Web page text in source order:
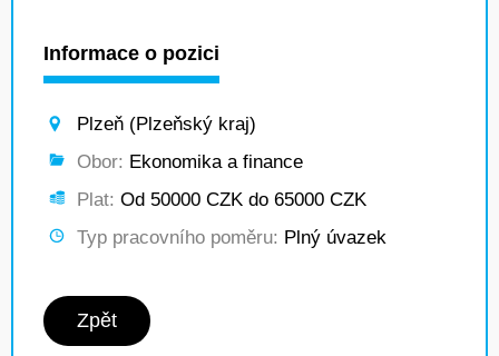
Informace o pozici
Plzeň (Plzeňský kraj)
Obor: Ekonomika a finance
Plat: Od 50000 CZK do 65000 CZK
Typ pracovního poměru: Plný úvazek
Zpět